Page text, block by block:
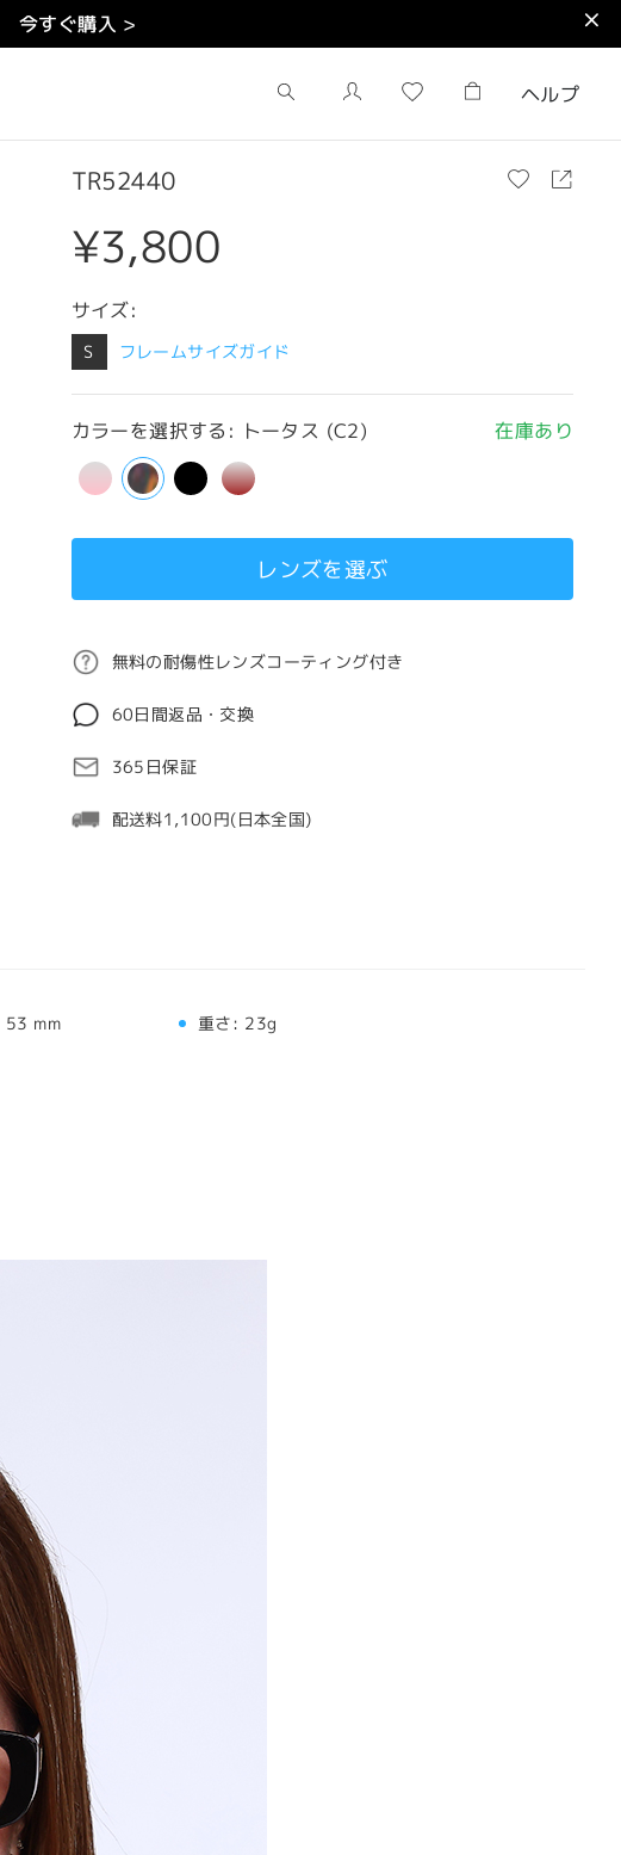
今すぐ購入 >
ヘルプ
TR52440
¥3,800
サイズ:
S フレームサイズガイド
カラーを選択する: トータス (C2) 在庫あり
レンズを選ぶ
無料の耐傷性レンズコーティング付き
60日間返品・交換
365日保証
配送料1,100円(日本全国)
53 mm 重さ: 23g